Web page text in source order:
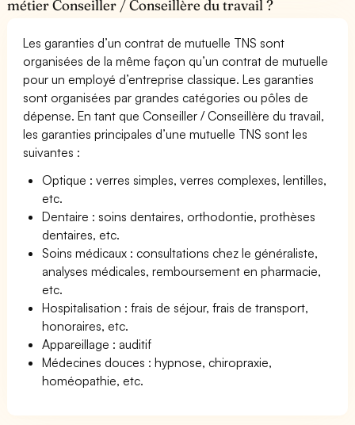
métier Conseiller / Conseillère du travail ?
Les garanties d’un contrat de mutuelle TNS sont
organisées de la même façon qu’un contrat de mutuelle
pour un employé d’entreprise classique. Les garanties
sont organisées par grandes catégories ou pôles de
dépense. En tant que Conseiller / Conseillère du travail,
les garanties principales d’une mutuelle TNS sont les
suivantes :
Optique : verres simples, verres complexes, lentilles,
etc.
Dentaire : soins dentaires, orthodontie, prothèses
dentaires, etc.
Soins médicaux : consultations chez le généraliste,
analyses médicales, remboursement en pharmacie,
etc.
Hospitalisation : frais de séjour, frais de transport,
honoraires, etc.
Appareillage : auditif
Médecines douces : hypnose, chiropraxie,
homéopathie, etc.